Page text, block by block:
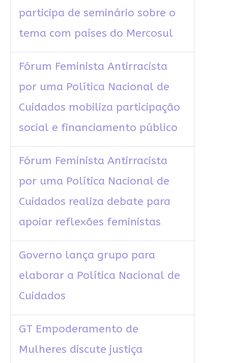
participa de seminário sobre o
tema com países do Mercosul
Fórum Feminista Antirracista
por uma Política Nacional de
Cuidados mobiliza participação
social e financiamento público
Fórum Feminista Antirracista
por uma Política Nacional de
Cuidados realiza debate para
apoiar reflexões feministas
Governo lança grupo para
elaborar a Política Nacional de
Cuidados
GT Empoderamento de
Mulheres discute justiça